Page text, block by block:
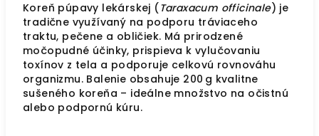
Koreň púpavy lekárskej ( Taraxacum officinale) je
tradične využívaný na podporu tráviaceho
traktu, pečene a obličiek. Má prirodzené
močopudné účinky, prispieva k vylučovaniu
toxínov z tela a podporuje celkovú rovnováhu
organizmu. Balenie obsahuje 200 g kvalitne
sušeného koreňa – ideálne množstvo na očistnú
alebo podpornú kúru.